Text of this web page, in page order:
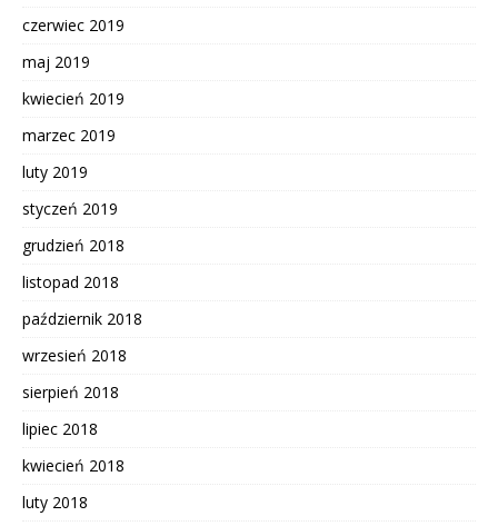
czerwiec 2019
maj 2019
kwiecień 2019
marzec 2019
luty 2019
styczeń 2019
grudzień 2018
listopad 2018
październik 2018
wrzesień 2018
sierpień 2018
lipiec 2018
kwiecień 2018
luty 2018